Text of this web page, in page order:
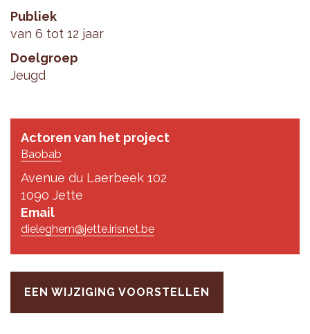
Publiek
van 6 tot 12 jaar
Doelgroep
Jeugd
Actoren van het project
Baobab
Avenue du Laerbeek 102
1090 Jette
Email
dieleghem@jette.irisnet.be
EEN WIJZIGING VOORSTELLEN